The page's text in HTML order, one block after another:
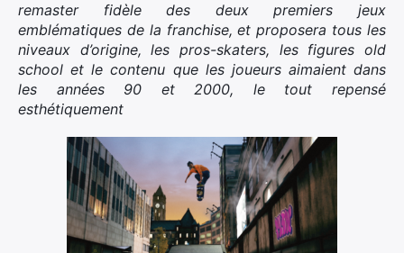
remaster fidèle des deux premiers jeux
emblématiques de la franchise, et proposera tous les
niveaux d’origine, les pros-skaters, les figures old
school et le contenu que les joueurs aimaient dans
les années 90 et 2000, le tout repensé
esthétiquement